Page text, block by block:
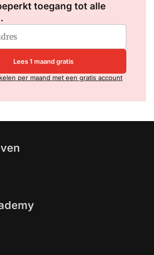
toegang tot alle
Lees 1 maand gratis
per maand met een gratis account